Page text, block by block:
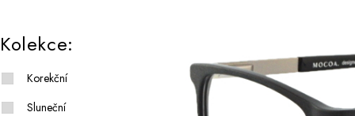
Kolekce:
Korekční
Sluneční